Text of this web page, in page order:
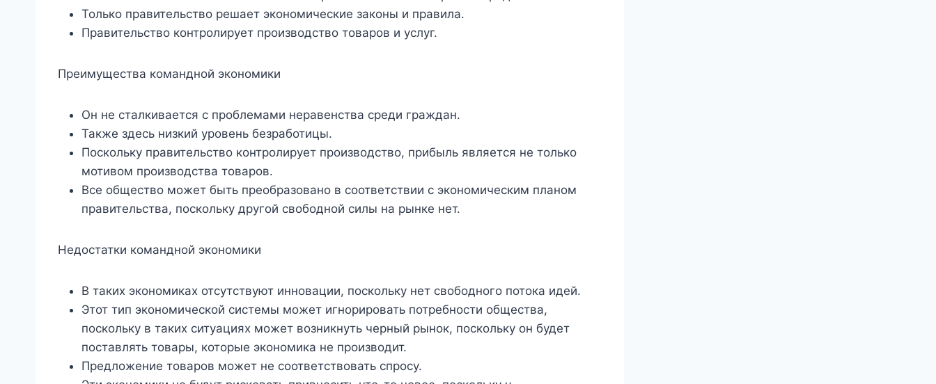
Только правительство решает экономические законы и правила.
Правительство контролирует производство товаров и услуг.
Преимущества командной экономики
Он не сталкивается с проблемами неравенства среди граждан.
Также здесь низкий уровень безработицы.
Поскольку правительство контролирует производство, прибыль является не только
мотивом производства товаров.
Все общество может быть преобразовано в соответствии с экономическим планом
правительства, поскольку другой свободной силы на рынке нет.
Недостатки командной экономики
В таких экономиках отсутствуют инновации, поскольку нет свободного потока идей.
Этот тип экономической системы может игнорировать потребности общества,
поскольку в таких ситуациях может возникнуть черный рынок, поскольку он будет
поставлять товары, которые экономика не производит.
Предложение товаров может не соответствовать спросу.